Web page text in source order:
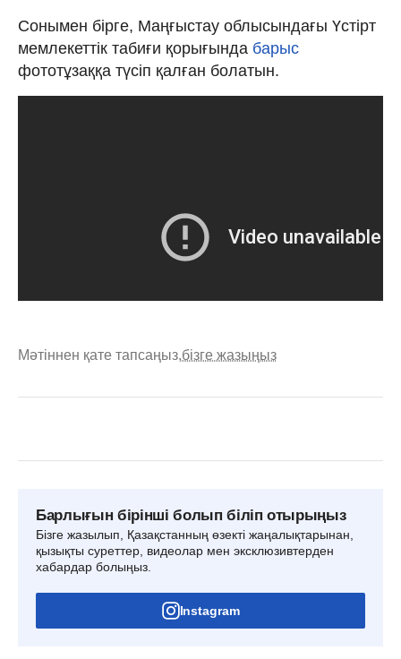
Сонымен бірге, Маңғыстау облысындағы Үстірт
мемлекеттік табиғи қорығында барыс
фототұзаққа түсіп қалған болатын.
Мәтіннен қате тапсаңыз,бізге жазыңыз
Барлығын бірінші болып біліп отырыңыз
Бізге жазылып, Қазақстанның өзекті жаңалықтарынан,
қызықты суреттер, видеолар мен эксклюзивтерден
хабардар болыңыз.
Instagram